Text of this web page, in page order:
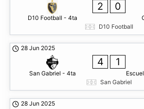
D10 Football - 4ta
2 0
D10 Football
28 Jun 2025
San Gabriel - 4ta
4 1
San Gabriel
28 Jun 2025